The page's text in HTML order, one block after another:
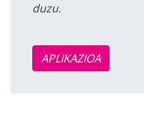
duzu.
APLIKAZIOA